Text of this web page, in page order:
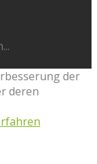
der
deren